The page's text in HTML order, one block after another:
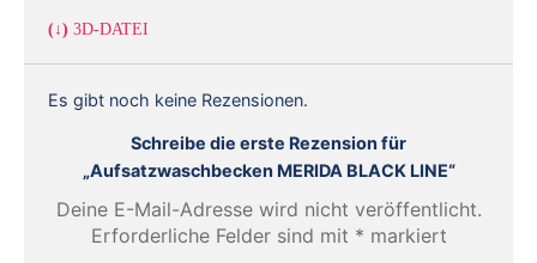
(↓) 3D-DATEI
Es gibt noch keine Rezensionen.
Schreibe die erste Rezension für
„Aufsatzwaschbecken MERIDA BLACK LINE“
Deine E-Mail-Adresse wird nicht veröffentlicht.
Erforderliche Felder sind mit * markiert